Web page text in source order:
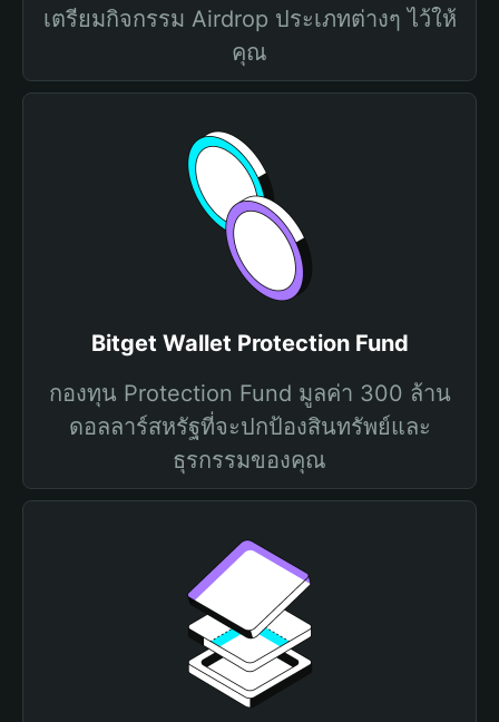
เตรียมกิจกรรม Airdrop ประเภทต่างๆ ไว้ให้
คุณ
Bitget Wallet Protection Fund
กองทุน Protection Fund มูลค่า 300 ล้าน
ดอลลาร์สหรัฐที่จะปกป้องสินทรัพย์และ
ธุรกรรมของคุณ